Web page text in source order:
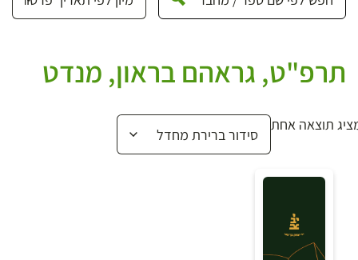
תרפ"ט, גראהם בראון, מנדט
תוצאה אחת